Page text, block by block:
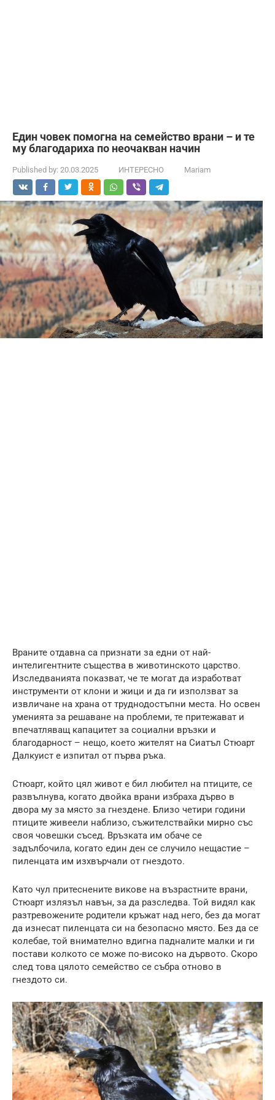
Един човек помогна на семейство врани – и те
му благодариха по неочакван начин
Published by: 20.03.2025 ИНТЕРЕСНО Mariam
Враните отдавна са признати за едни от най-
интелигентните същества в животинското царство.
Изследванията показват, че те могат да изработват
инструменти от клони и жици и да ги използват за
извличане на храна от труднодостъпни места. Но освен
уменията за решаване на проблеми, те притежават и
впечатляващ капацитет за социални връзки и
благодарност – нещо, което жителят на Сиатъл Стюарт
Далкуист е изпитал от първа ръка.
Стюарт, който цял живот е бил любител на птиците, се
развълнува, когато двойка врани избраха дърво в
двора му за място за гнездене. Близо четири години
птиците живеели наблизо, съжителствайки мирно със
своя човешки съсед. Връзката им обаче се
задълбочила, когато един ден се случило нещастие –
пиленцата им изхвърчали от гнездото.
Като чул притеснените викове на възрастните врани,
Стюарт излязъл навън, за да разследва. Той видял как
разтревожените родители кръжат над него, без да могат
да изнесат пиленцата си на безопасно място. Без да се
колебае, той внимателно вдигна падналите малки и ги
постави колкото се може по-високо на дървото. Скоро
след това цялото семейство се събра отново в
гнездото си.